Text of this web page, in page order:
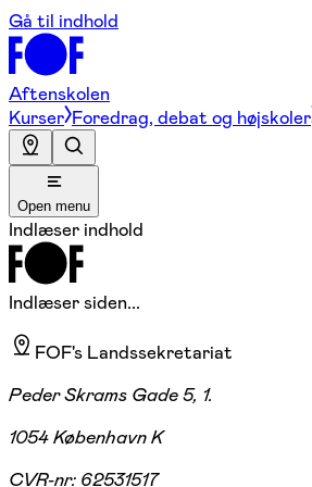
Gå til indhold
Aftenskolen
Kurser Foredrag, debat og højskoler
Open menu
Indlæser indhold
Indlæser siden...
FOF's Landssekretariat
Peder Skrams Gade 5, 1.
1054 København K
CVR-nr: 62531517